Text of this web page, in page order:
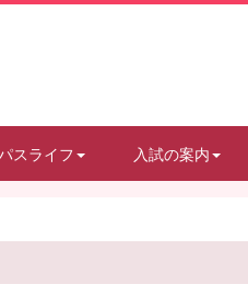
スライフ 入試の案内